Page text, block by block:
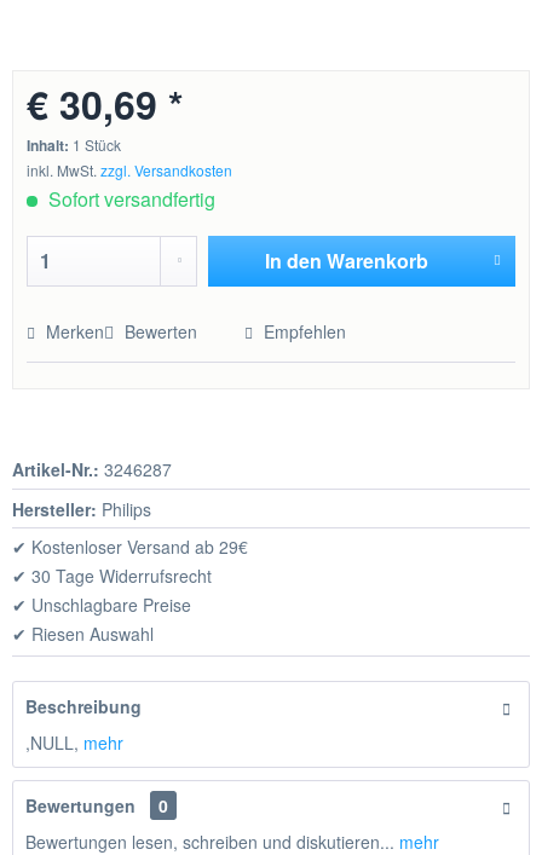
€ 30,69 *
Inhalt: 1 Stück
inkl. MwSt.zzgl. Versandkosten
Sofort versandfertig
In den Warenkorb
Merken Bewerten Empfehlen
Artikel-Nr.: 3246287
Hersteller: Philips
✔ Kostenloser Versand ab 29€
✔ 30 Tage Widerrufsrecht
✔ Unschlagbare Preise
✔ Riesen Auswahl
Beschreibung
,NULL, mehr
Bewertungen
0
Bewertungen lesen, schreiben und diskutieren... mehr